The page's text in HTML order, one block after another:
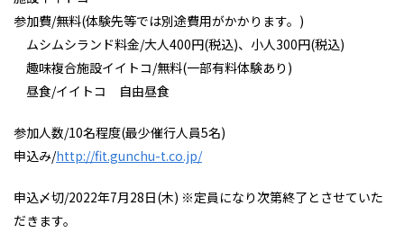
参加費/無料(体験先等では別途費用がかかります。)
ムシムシランド料金/大人400円(税込)、小人300円(税込)
趣味複合施設イイトコ/無料(一部有料体験あり)
昼食/イイトコ 自由昼食
参加人数/10名程度(最少催行人員5名)
申込み/http://fit.gunchu-t.co.jp/
申込〆切/2022年7月28日(木) ※定員になり次第終了とさせていた
だきます。